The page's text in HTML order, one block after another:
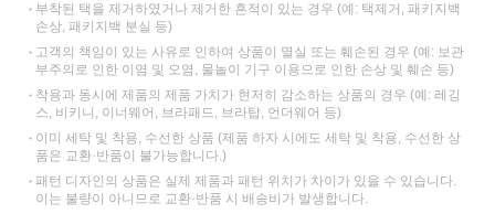
부착된 택을 제거하였거나 제거한 흔적이 있는 경우 (예: 택제거, 패키지백
손상, 패키지백 분실 등)
고객의 책임이 있는 사유로 인하여 상품이 멸실 또는 훼손된 경우 (예: 보관
부주의로 인한 이염 및 오염, 물놀이 기구 이용으로 인한 손상 및 훼손 등)
착용과 동시에 제품의 제품 가치가 현저히 감소하는 상품의 경우 (예: 레깅
스, 비키니, 이너웨어, 브라패드, 브라탑, 언더웨어 등)
이미 세탁 및 착용, 수선한 상품 (제품 하자 시에도 세탁 및 착용, 수선한 상
품은 교환·반품이 불가능합니다.)
패턴 디자인의 상품은 실제 제품과 패턴 위치가 차이가 있을 수 있습니다.
이는 불량이 아니므로 교환·반품 시 배송비가 발생합니다.